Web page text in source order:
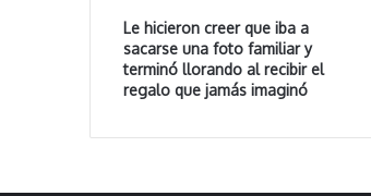
Le hicieron creer que iba a
sacarse una foto familiar y
terminó llorando al recibir el
regalo que jamás imaginó